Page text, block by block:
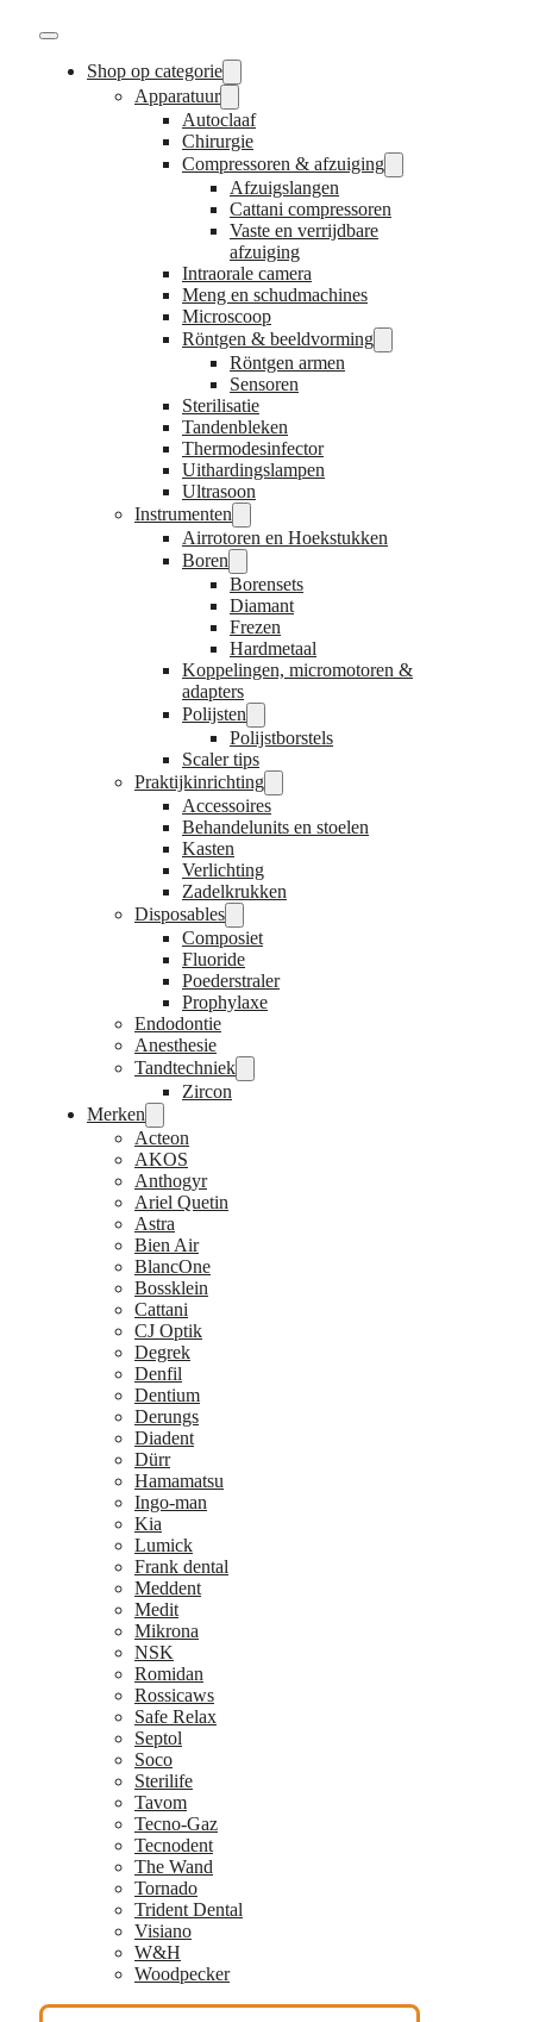
Shop op categorie
Apparatuur
Autoclaaf
Chirurgie
Compressoren & afzuiging
Afzuigslangen
Cattani compressoren
Vaste en verrijdbare
afzuiging
Intraorale camera
Meng en schudmachines
Microscoop
Röntgen & beeldvorming
Röntgen armen
Sensoren
Sterilisatie
Tandenbleken
Thermodesinfector
Uithardingslampen
Ultrasoon
Instrumenten
Airrotoren en Hoekstukken
Boren
Borensets
Diamant
Frezen
Hardmetaal
Koppelingen, micromotoren &
adapters
Polijsten
Polijstborstels
Scaler tips
Praktijkinrichting
Accessoires
Behandelunits en stoelen
Kasten
Verlichting
Zadelkrukken
Disposables
Composiet
Fluoride
Poederstraler
Prophylaxe
Endodontie
Anesthesie
Tandtechniek
Zircon
Merken
Acteon
AKOS
Anthogyr
Ariel Quetin
Astra
Bien Air
BlancOne
Bossklein
Cattani
CJ Optik
Degrek
Denfil
Dentium
Derungs
Diadent
Dürr
Hamamatsu
Ingo-man
Kia
Lumick
Frank dental
Meddent
Medit
Mikrona
NSK
Romidan
Rossicaws
Safe Relax
Septol
Soco
Sterilife
Tavom
Tecno-Gaz
Tecnodent
The Wand
Tornado
Trident Dental
Visiano
W&H
Woodpecker